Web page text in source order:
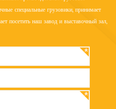
специальные грузовики, принимает
посетить наш завод и выставочный зал,